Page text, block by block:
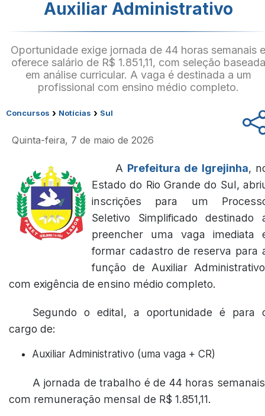
Auxiliar Administrativo
Oportunidade exige jornada de 44 horas semanais
oferece salário de R$ 1.851,11, com seleção baseada
em análise curricular. A vaga é destinada a um
profissional com ensino médio completo.
Concursos › Notícias › Sul
Quinta-feira, 7 de maio de 2026
A Prefeitura de Igrejinha,
Estado do Rio Grande do Sul,
inscrições para um
Seletivo Simplificado destinado
preencher uma vaga imediata
formar cadastro de reserva para
função de Auxiliar
com exigência de ensino médio completo.
Segundo o edital, a oportunidade é para
cargo de:
Auxiliar Administrativo (uma vaga + CR)
A jornada de trabalho é de 44 horas
com remuneração mensal de R$ 1.851,11.